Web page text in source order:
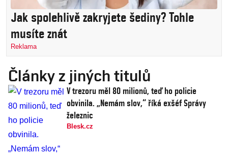
Jak spolehlivě zakryjete šediny? Tohle
musíte znát
Reklama
Články z jiných titulů
V trezoru měl 80 milionů, teď ho policie
obvinila. „Nemám slov,“ říká exšéf Správy
železnic
Blesk.cz